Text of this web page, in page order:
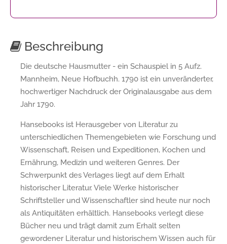
Beschreibung
Die deutsche Hausmutter - ein Schauspiel in 5 Aufz.
Mannheim, Neue Hofbuchh. 1790 ist ein unveränderter,
hochwertiger Nachdruck der Originalausgabe aus dem
Jahr 1790.
Hansebooks ist Herausgeber von Literatur zu
unterschiedlichen Themengebieten wie Forschung und
Wissenschaft, Reisen und Expeditionen, Kochen und
Ernährung, Medizin und weiteren Genres. Der
Schwerpunkt des Verlages liegt auf dem Erhalt
historischer Literatur. Viele Werke historischer
Schriftsteller und Wissenschaftler sind heute nur noch
als Antiquitäten erhältlich. Hansebooks verlegt diese
Bücher neu und trägt damit zum Erhalt selten
gewordener Literatur und historischem Wissen auch für